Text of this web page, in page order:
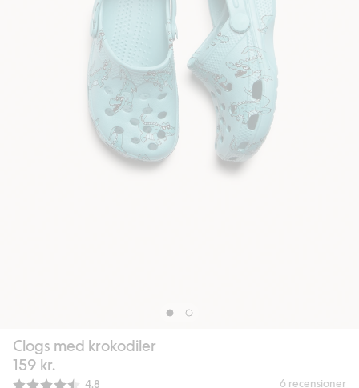
Clogs med krokodiler
159 kr.
Snittbetyg:
4.8 6 recensioner